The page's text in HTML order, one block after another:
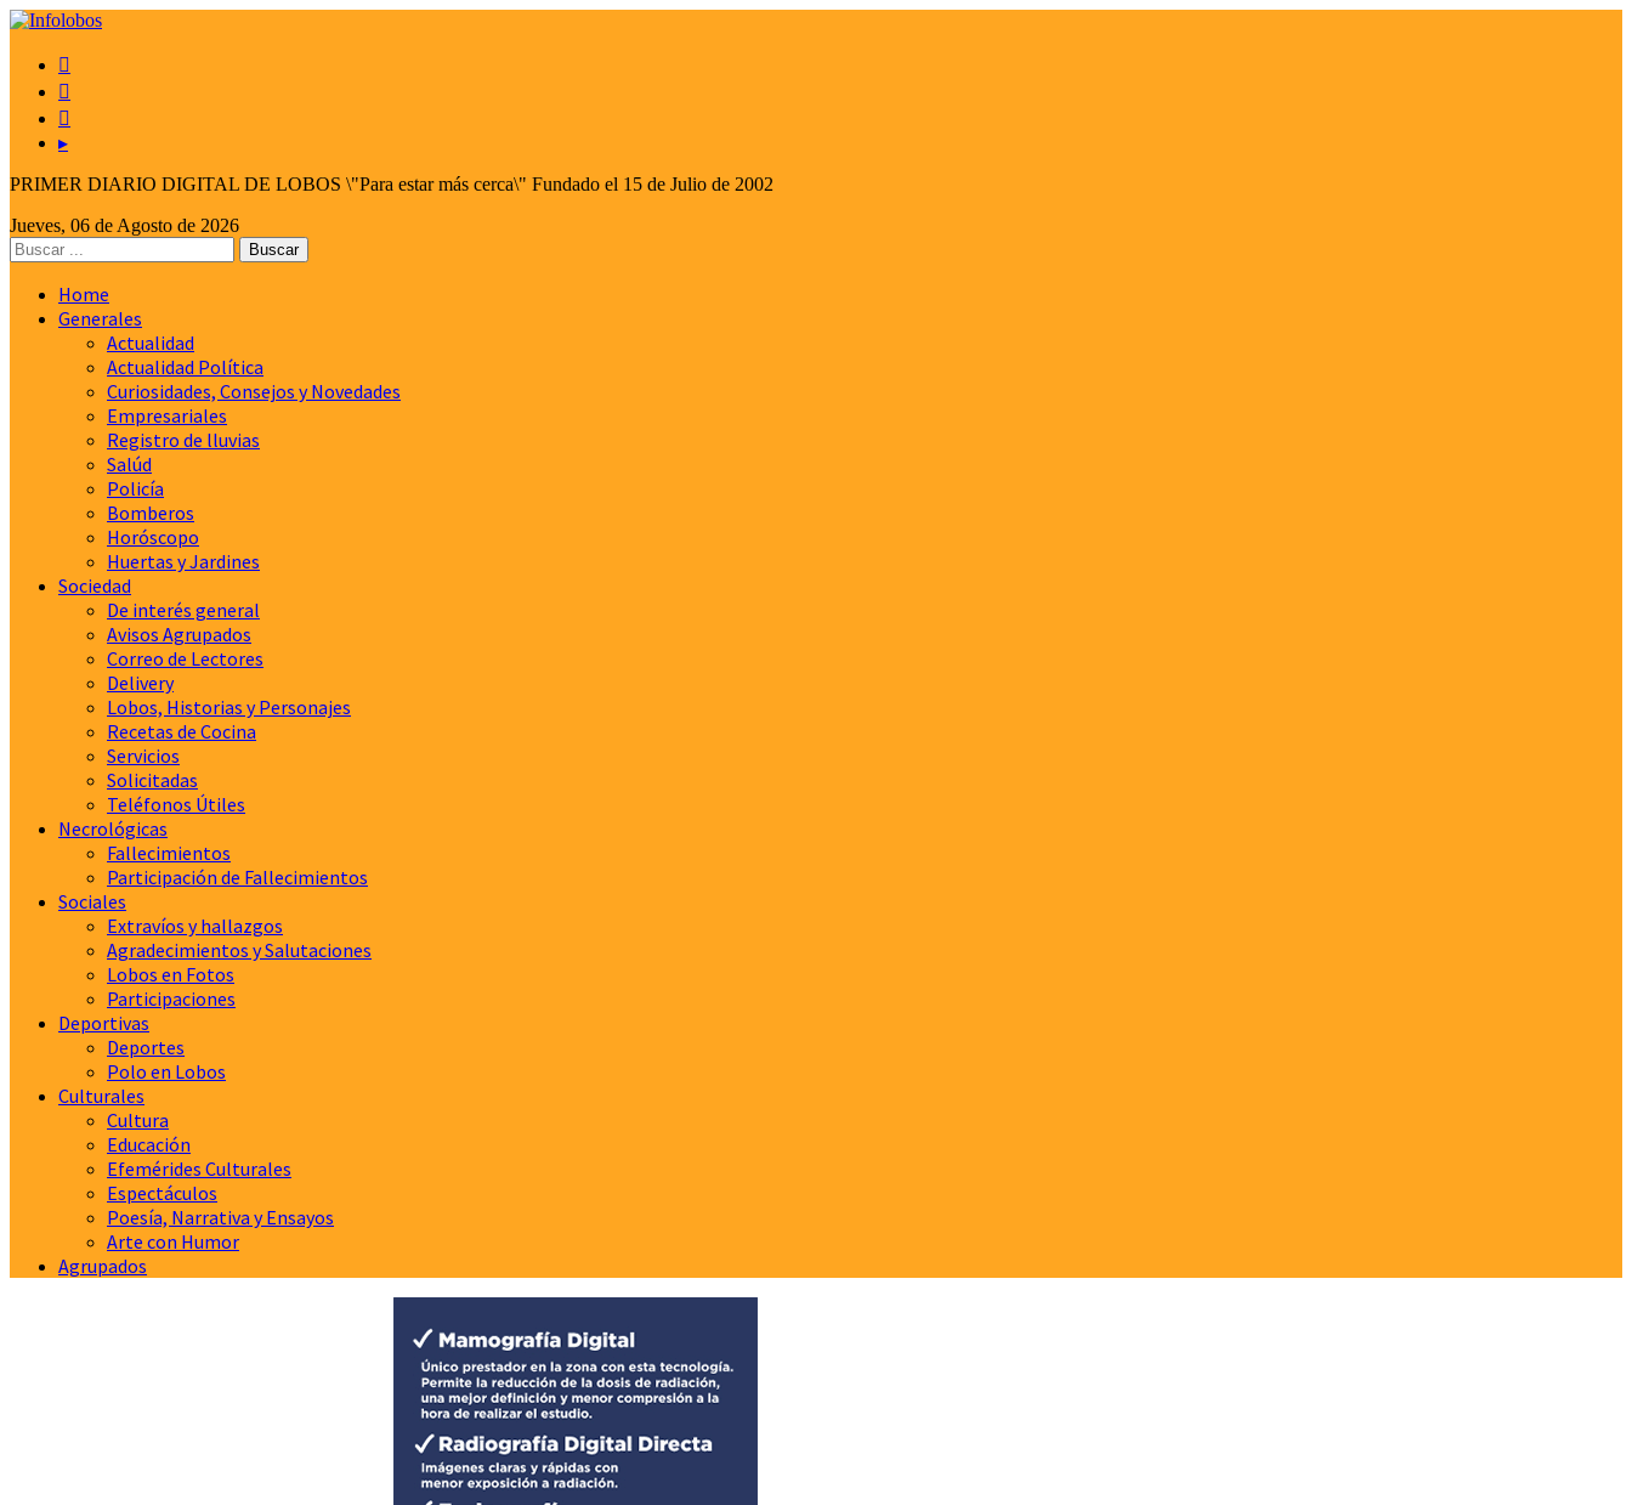



▸
PRIMER DIARIO DIGITAL DE LOBOS \"Para estar más cerca\" Fundado el 15 de Julio de 2002
Jueves, 06 de Agosto de 2026
Home
Generales
Actualidad
Actualidad Política
Curiosidades, Consejos y Novedades
Empresariales
Registro de lluvias
Salúd
Policía
Bomberos
Horóscopo
Huertas y Jardines
Sociedad
De interés general
Avisos Agrupados
Correo de Lectores
Delivery
Lobos, Historias y Personajes
Recetas de Cocina
Servicios
Solicitadas
Teléfonos Útiles
Necrológicas
Fallecimientos
Participación de Fallecimientos
Sociales
Extravíos y hallazgos
Agradecimientos y Salutaciones
Lobos en Fotos
Participaciones
Deportivas
Deportes
Polo en Lobos
Culturales
Cultura
Educación
Efemérides Culturales
Espectáculos
Poesía, Narrativa y Ensayos
Arte con Humor
Agrupados